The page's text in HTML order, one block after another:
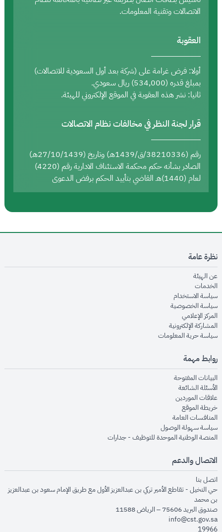
الاتصالات وتقنية المعلومات.
العقوبة
أولا: فرض غرامة على (شركة بعد أول السعودية للاتصالات)
بمبلغ قدره (534,000) ريال سعودي.
ثانيا: نشر هذه العقوبة في الموقع الإلكتروني للهيئة.
قرار لجنة النظر في مخالفات نظام الاتصالات
رقم (38210336/ق/1439هـ) وتاريخ (27/10/1439هـ)
الصادر بشأنه حكم محكمة الاستئناف الادارية رقم (4220)
لعام (1440)هـ القاضي بتأييد الحكم برفض الدعوى
نظرة عامة
عن الهيئةopens in new window
الخدماتopens in new window
سياسة الاستخدام
سياسة الخصوصيةopens in new window
المركز الإعلاميopens in new window
المشاركة الإلكترونيةopens in new window
سياسة حرية المعلوماتopens in new window
روابط مهمة
البيانات المفتوحةopens in new window
الأسئلة الشائعةopens in new window
علاقات الموردينopens in new window
خريطة الموقعopens in new window
المنافسات العامةopens in new window
سياسة سهولة الوصولopens in new window
المنصة الوطنية الموحدة للتوظيف - جداراتopens in new window
الاتصال والدعم
اتصل بنا
حي النخيل - تقاطع الأمير تركي بن عبدالعزيز الأول مع طريق الإمام سعود بن عبدالعزيز
بن محمد
صندوق البريد 75606 – الرياض 11588
info@cst.gov.sa
19966